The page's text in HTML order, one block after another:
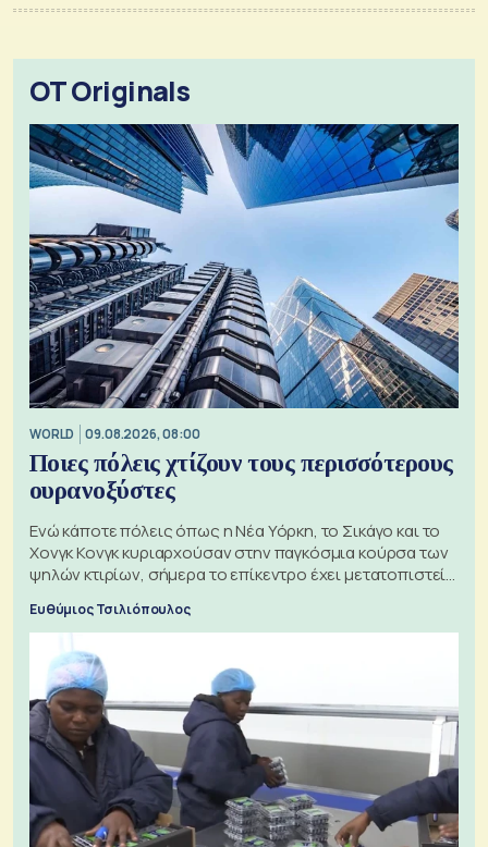
OT Originals
WORLD 09.08.2026, 08:00
Ποιες πόλεις χτίζουν τους περισσότερους
ουρανοξύστες
Ενώ κάποτε πόλεις όπως η Νέα Υόρκη, το Σικάγο και το
Χονγκ Κονγκ κυριαρχούσαν στην παγκόσμια κούρσα των
ψηλών κτιρίων, σήμερα το επίκεντρο έχει μετατοπιστεί
Ευθύμιος Τσιλιόπουλος